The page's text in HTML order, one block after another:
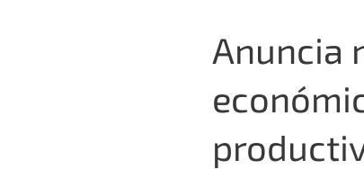
Anuncia